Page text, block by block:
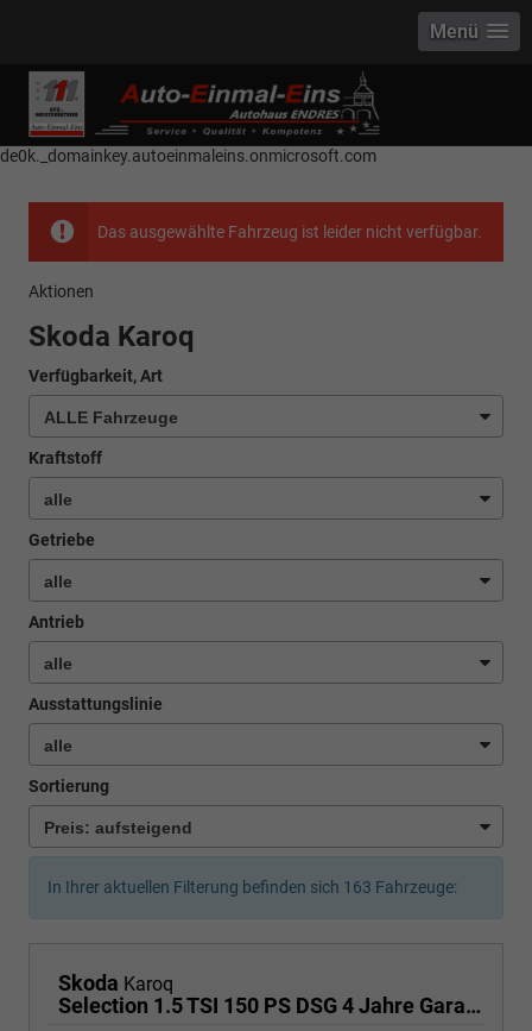
------------ Host Name : selector1._domainkey Points to address or value:
selector1-aee-de0k._domainkey.autoeinmaleins.onmicrosoft.com Host
Name : selector2._domainkey Points to address or value: selector2-aee-
de0k._domainkey.autoeinmaleins.onmicrosoft.com
Menü
Das ausgewählte Fahrzeug ist leider nicht verfügbar.
Aktionen
Skoda Karoq
Verfügbarkeit, Art
Kraftstoff
Getriebe
Antrieb
Ausstattungslinie
Sortierung
In Ihrer aktuellen Filterung befinden sich 163 Fahrzeuge:
Skoda Karoq
Selection 1.5 TSI 150 PS DSG 4 Jahre Garantie-Keyless Start-AppleCarPlay-AndroidAuto-Sunset-Tempomat-2-Zonen-Klima-16''Alu